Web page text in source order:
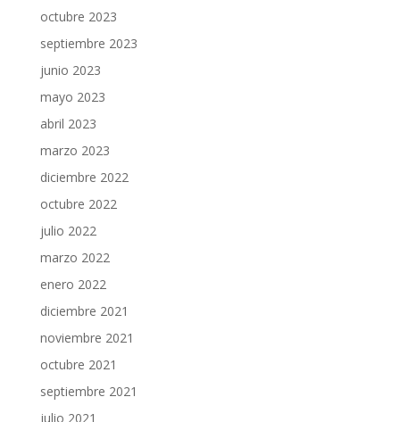
octubre 2023
septiembre 2023
junio 2023
mayo 2023
abril 2023
marzo 2023
diciembre 2022
octubre 2022
julio 2022
marzo 2022
enero 2022
diciembre 2021
noviembre 2021
octubre 2021
septiembre 2021
julio 2021